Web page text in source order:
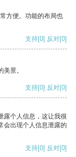
方便。功能的布局也
支持[0] 反对[0]
景。
支持[0] 反对[0]
露个人信息，这让我很
会出现个人信息泄露的
支持[0] 反对[0]